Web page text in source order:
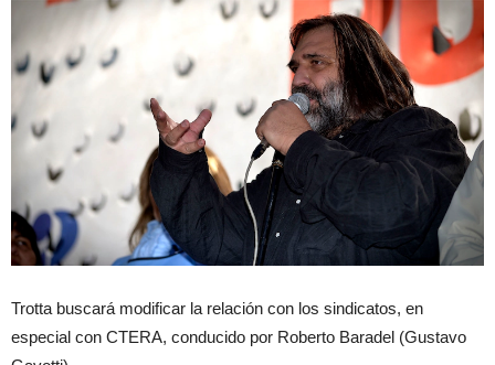
Trotta buscará modificar la relación con los sindicatos, en
especial con CTERA, conducido por Roberto Baradel (Gustavo